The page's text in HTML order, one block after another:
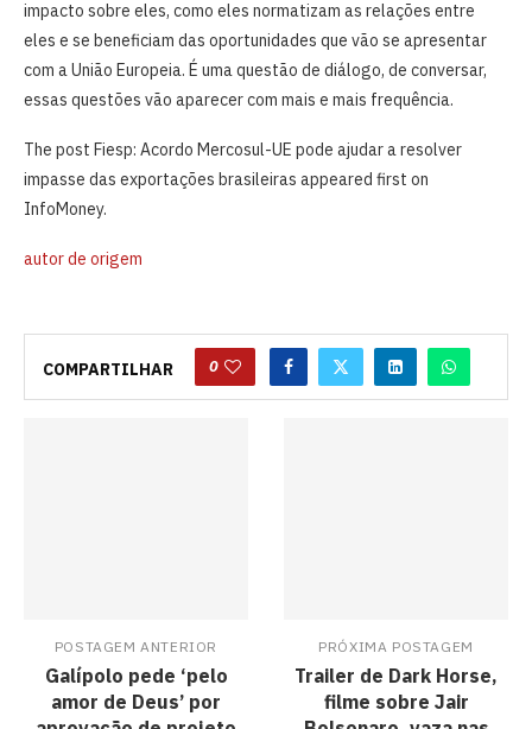
impacto sobre eles, como eles normatizam as relações entre
eles e se beneficiam das oportunidades que vão se apresentar
com a União Europeia. É uma questão de diálogo, de conversar,
essas questões vão aparecer com mais e mais frequência.
The post Fiesp: Acordo Mercosul-UE pode ajudar a resolver
impasse das exportações brasileiras appeared first on
InfoMoney.
autor de origem
COMPARTILHAR 0
POSTAGEM ANTERIOR
Galípolo pede ‘pelo
amor de Deus’ por
PRÓXIMA POSTAGEM
Trailer de Dark Horse,
filme sobre Jair